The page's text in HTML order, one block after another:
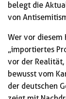
belegt die
von
Wer vor diesem
„importiertes
vor der
bewusst vom
der deutschen